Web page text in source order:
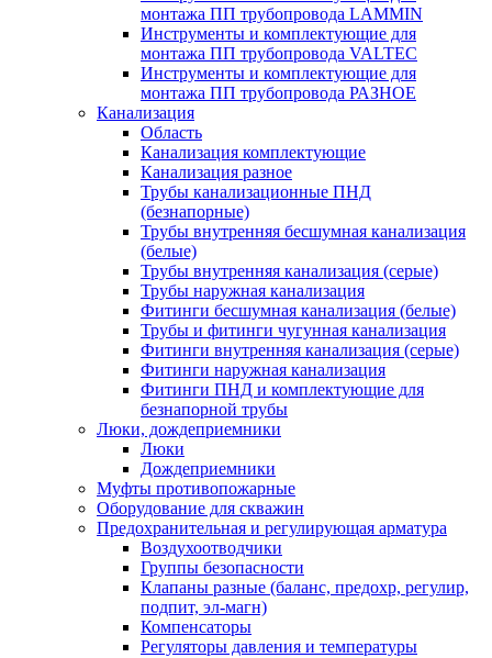
монтажа ПП трубопровода LAMMIN
Инструменты и комплектующие для
монтажа ПП трубопровода VALTEC
Инструменты и комплектующие для
монтажа ПП трубопровода РАЗНОЕ
Канализация
Область
Канализация комплектующие
Канализация разное
Трубы канализационные ПНД
(безнапорные)
Трубы внутренняя бесшумная канализация
(белые)
Трубы внутренняя канализация (серые)
Трубы наружная канализация
Фитинги бесшумная канализация (белые)
Трубы и фитинги чугунная канализация
Фитинги внутренняя канализация (серые)
Фитинги наружная канализация
Фитинги ПНД и комплектующие для
безнапорной трубы
Люки, дождеприемники
Люки
Дождеприемники
Муфты противопожарные
Оборудование для скважин
Предохранительная и регулирующая арматура
Воздухоотводчики
Группы безопасности
Клапаны разные (баланс, предохр, регулир,
подпит, эл-магн)
Компенсаторы
Регуляторы давления и температуры